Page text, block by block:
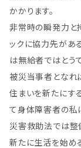
かかります。
非常時の瞬発力と
ックに協力先があ
は無給者ではとう
被災当事者となれ
住まいを新たにす
て身体障害者の私
災害救助法では整
新たに生活を始め